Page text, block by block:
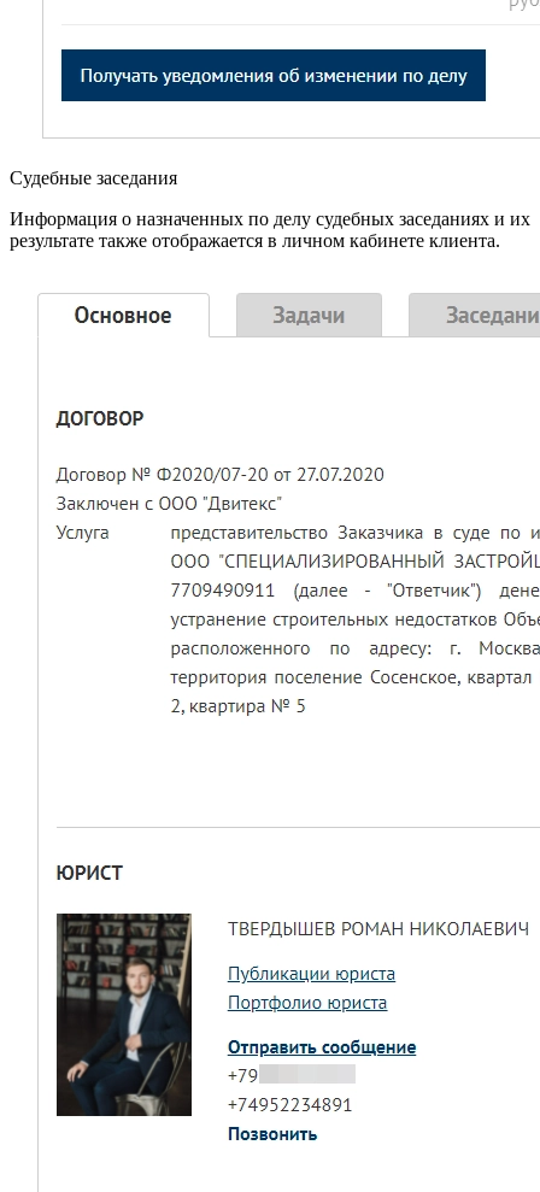
Судебные заседания
Информация о назначенных по делу судебных заседаниях и их
результате также отображается в личном кабинете клиента.